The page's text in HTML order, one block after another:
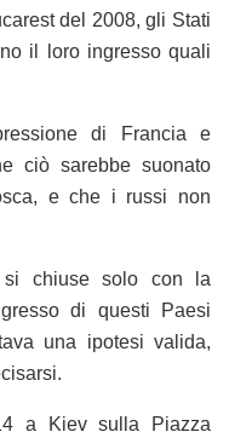
del 2008, gli Stati
il loro ingresso quali
di Francia e
ciò sarebbe suonato
e che i russi non
chiuse solo con la
di questi Paesi
una ipotesi valida,
a Kiev sulla Piazza